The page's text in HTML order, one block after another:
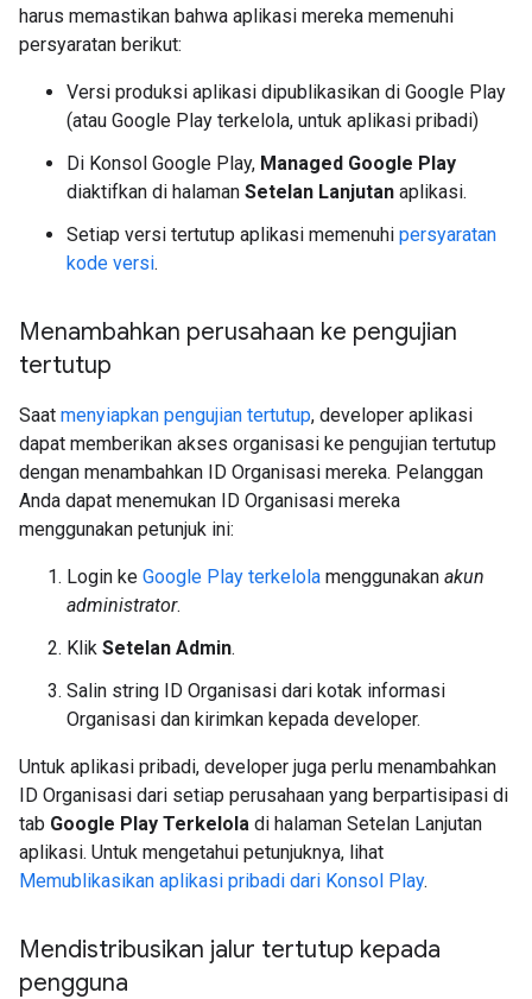
harus memastikan bahwa aplikasi mereka memenuhi
persyaratan berikut:
Versi produksi aplikasi dipublikasikan di Google Play
(atau Google Play terkelola, untuk aplikasi pribadi)
Di Konsol Google Play, Managed Google Play
diaktifkan di halaman Setelan Lanjutan aplikasi.
Setiap versi tertutup aplikasi memenuhi persyaratan
kode versi.
Menambahkan perusahaan ke pengujian
tertutup
Saat menyiapkan pengujian tertutup, developer aplikasi
dapat memberikan akses organisasi ke pengujian tertutup
dengan menambahkan ID Organisasi mereka. Pelanggan
Anda dapat menemukan ID Organisasi mereka
menggunakan petunjuk ini:
Login ke Google Play terkelola menggunakan akun
administrator.
Klik Setelan Admin.
Salin string ID Organisasi dari kotak informasi
Organisasi dan kirimkan kepada developer.
Untuk aplikasi pribadi, developer juga perlu menambahkan
ID Organisasi dari setiap perusahaan yang berpartisipasi di
tab Google Play Terkelola di halaman Setelan Lanjutan
aplikasi. Untuk mengetahui petunjuknya, lihat
Memublikasikan aplikasi pribadi dari Konsol Play.
Mendistribusikan jalur tertutup kepada
pengguna